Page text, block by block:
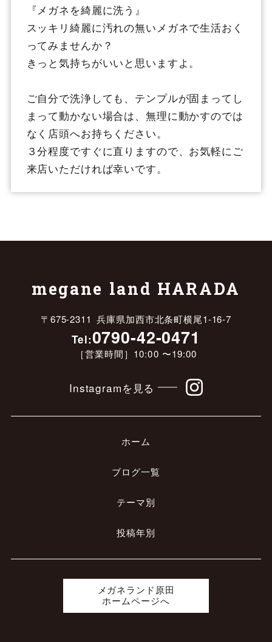
『メガネを綺麗に洗う』
スッキリ綺麗に汚れの無いメガネで生活おく
ってみませんか？
きっと気持ちがいいと思いますよ。
ご自分で洗浄しても、テンプルが固まってし
まって動かない場合は、無理に動かすのでは
なく店頭へお持ちください。
３分程度ですぐに直りますので、お気軽にご
来店いただければ幸いです。
megane land HARADA
〒675-2311 兵庫県加西市北条町横尾1-16-7
Tel:0790-42-0471
［営業時間］10:00 〜19:00
Instagramを見る
ホーム
ブログ一覧
テーマ別
投稿年別
メガネランド原田
ホームページへ